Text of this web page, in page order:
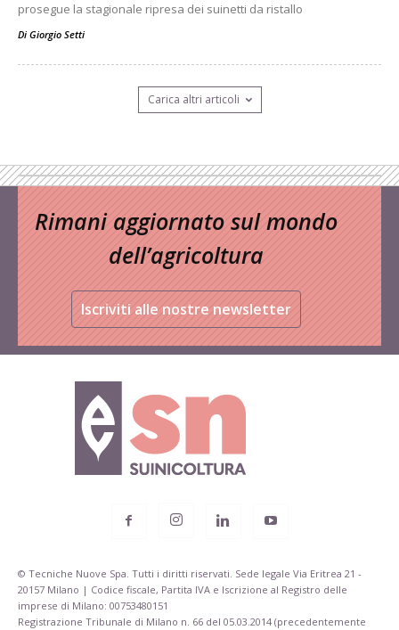
prosegue la stagionale ripresa dei suinetti da ristallo
Di Giorgio Setti
Carica altri articoli
Rimani aggiornato sul mondo
dell’agricoltura
Iscriviti alle nostre newsletter
© Tecniche Nuove Spa. Tutti i diritti riservati. Sede legale Via Eritrea 21 -
20157 Milano | Codice fiscale, Partita IVA e Iscrizione al Registro delle
imprese di Milano: 00753480151
Registrazione Tribunale di Milano n. 66 del 05.03.2014 (precedentemente